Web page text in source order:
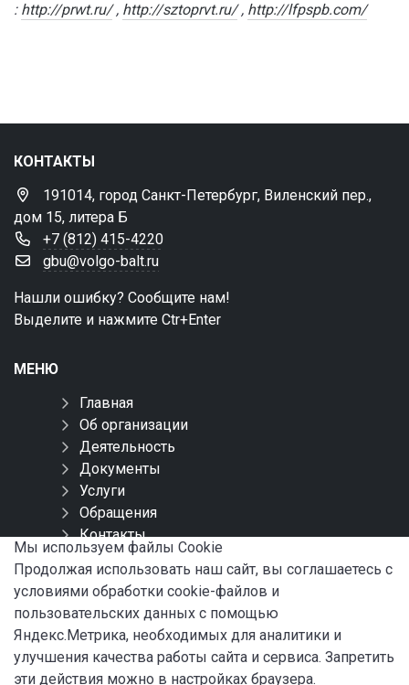
: http://prwt.ru/, http://sztoprvt.ru/, http://lfpspb.com/
КОНТАКТЫ
191014, город Санкт-Петербург, Виленский пер.,
дом 15, литера Б
+7 (812) 415-4220
gbu@volgo-balt.ru
Нашли ошибку? Сообщите нам!
Выделите и нажмите Ctr+Enter
МЕНЮ
Главная
Об организации
Деятельность
Документы
Услуги
Обращения
Контакты
Карта сайта
СОЦИАЛЬНЫЕ СЕТИ
Мы используем файлы Сookie
Продолжая использовать наш сайт, вы соглашаетесь с
условиями обработки cookie-файлов и
пользовательских данных с помощью
Яндекс.Метрика, необходимых для аналитики и
улучшения качества работы сайта и сервиса. Запретить
эти действия можно в настройках браузера.